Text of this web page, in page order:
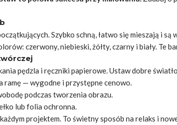
Szybko schną, łatwo się mieszają i są
czerwony, niebieski, żółty, czarny i biały. Te
pędzla i ręczniki papierowe. Ustaw dobre
ramę — wygodne i przystępne cenowo.
podczas tworzenia obrazu.
lub folia ochronna.
projektem. To świetny sposób na relaks i